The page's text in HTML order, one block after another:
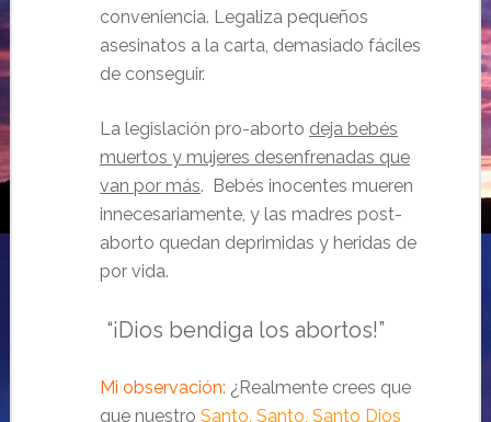
conveniencia. Legaliza pequeños
asesinatos a la carta, demasiado fáciles
de conseguir.
La legislación pro-aborto deja bebés
muertos y mujeres desenfrenadas que
van por más. Bebés inocentes mueren
innecesariamente, y las madres post-
aborto quedan deprimidas y heridas de
por vida.
“¡Dios bendiga los abortos!”
Mi observación: ¿Realmente crees que
que nuestro Santo, Santo, Santo Dios